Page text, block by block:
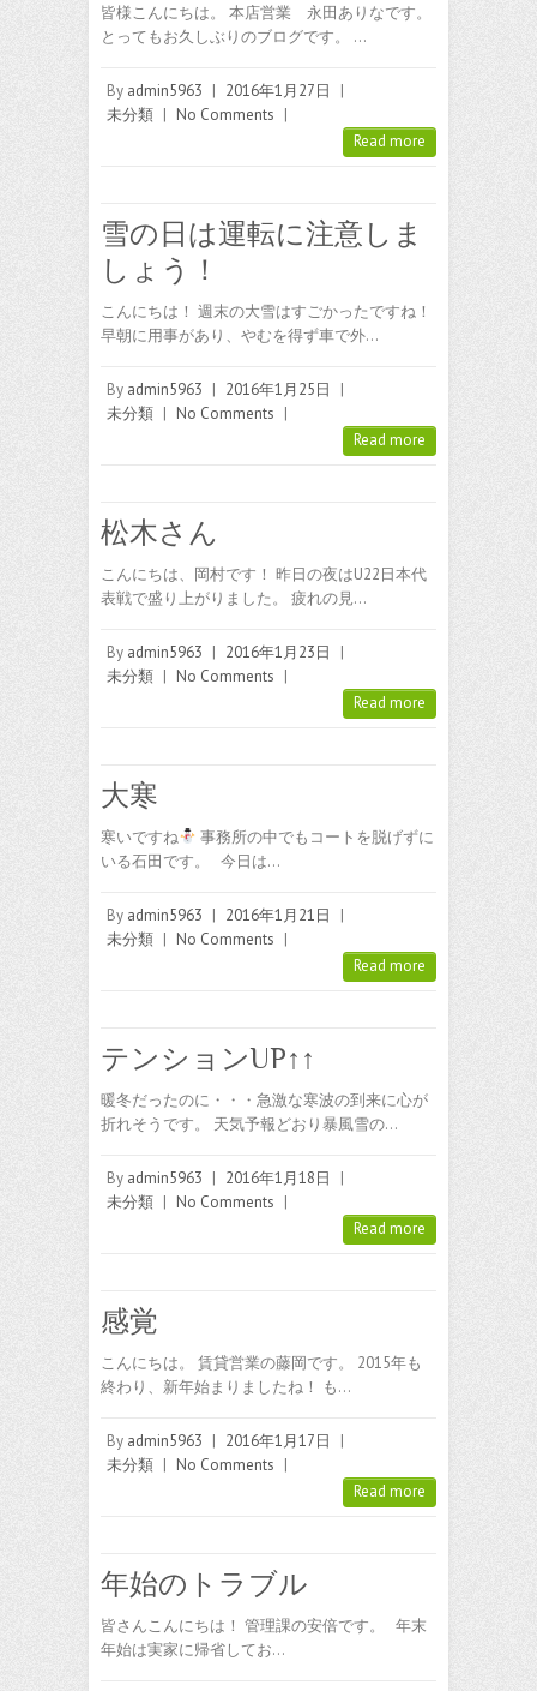
皆様こんにちは。 本店営業 永田ありなです。
とってもお久しぶりのブログです。 …
By admin5963 | 2016年1月27日
|
未分類 | No Comments |
Read more
雪の日は運転に注意しま
しょう！
こんにちは！ 週末の大雪はすごかったですね！
早朝に用事があり、やむを得ず車で外…
By admin5963 | 2016年1月25日
|
未分類 | No Comments |
Read more
松木さん
こんにちは、岡村です！ 昨日の夜はU22日本代
表戦で盛り上がりました。 疲れの見…
By admin5963 | 2016年1月23日
|
未分類 | No Comments |
Read more
大寒
寒いですね
事務所の中でもコートを脱げずに
いる石田です。 今日は…
By admin5963 | 2016年1月21日
|
未分類 | No Comments |
Read more
テンションUP↑↑
暖冬だったのに・・・急激な寒波の到来に心が
折れそうです。 天気予報どおり暴風雪の…
By admin5963 | 2016年1月18日
|
未分類 | No Comments |
Read more
感覚
こんにちは。 賃貸営業の藤岡です。 2015年も
終わり、新年始まりましたね！ も…
By admin5963 | 2016年1月17日
|
未分類 | No Comments |
Read more
年始のトラブル
皆さんこんにちは！ 管理課の安倍です。 年末
年始は実家に帰省してお…